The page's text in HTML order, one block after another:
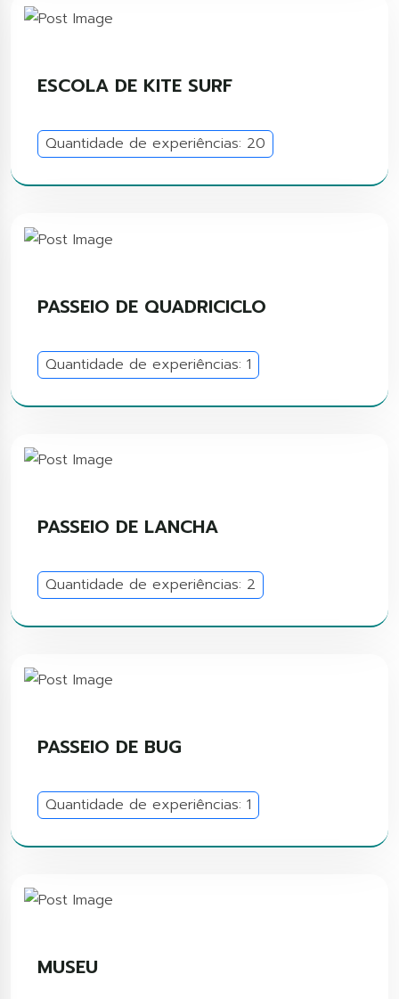
ESCOLA DE KITE SURF
Quantidade de experiências: 20
PASSEIO DE QUADRICICLO
Quantidade de experiências: 1
PASSEIO DE LANCHA
Quantidade de experiências: 2
PASSEIO DE BUG
Quantidade de experiências: 1
MUSEU